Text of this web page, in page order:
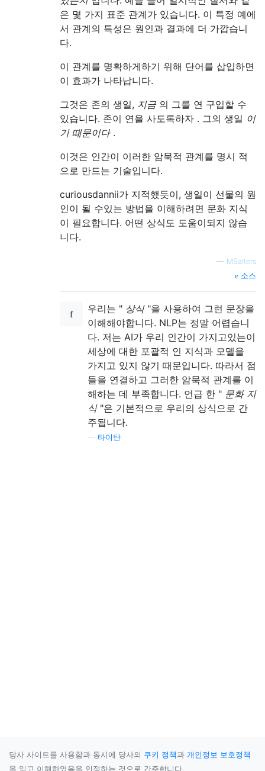
은 몇 가지 표준 관계가 있습니다. 이 특정 예에
서 관계의 특성은 원인과 결과에 더 가깝습니
다.
이 관계를 명확하게하기 위해 단어를 삽입하면
이 효과가 나타납니다.
그것은 존의 생일, 지금의 그를 연 구입할 수
있습니다. 존이 연을 사도록하자 . 그의 생일 이
기 때문이다.
이것은 인간이 이러한 암묵적 관계를 명시 적
으로 만드는 기술입니다.
curiousdannii가 지적했듯이, 생일이 선물의 원
인이 될 수있는 방법을 이해하려면 문화 지식
이 필요합니다. 어떤 상식도 도움이되지 않습
니다.
— MSalters
소스
우리는 " 상식"을 사용하여 그런 문장을
이해해야합니다. NLP는 정말 어렵습니
다. 저는 AI가 우리 인간이 가지고있는이
세상에 대한 포괄적 인 지식과 모델을
가지고 있지 않기 때문입니다. 따라서 점
들을 연결하고 그러한 암묵적 관계를 이
해하는 데 부족합니다. 언급 한 " 문화 지
식"은 기본적으로 우리의 상식으로 간
주됩니다.
타이탄
당사 사이트를 사용함과 동시에 당사의 쿠키 정책과 개인정보 보호정책
을 읽고 이해하였음을 인정하는 것으로 간주합니다.